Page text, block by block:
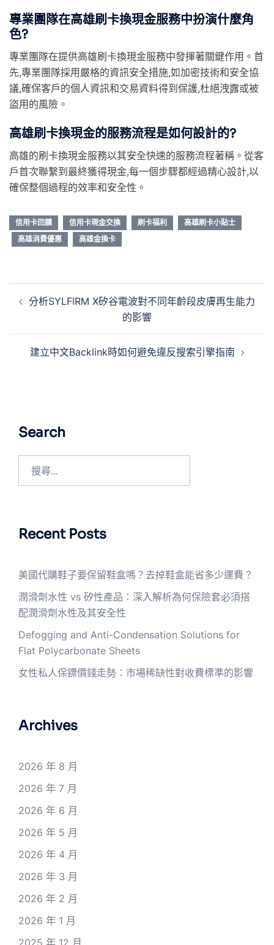
專業團隊在高雄刷卡換現金服務中扮演什麼角
色?
專業團隊在提供高雄刷卡換現金服務中發揮著關鍵作用。首
先,專業團隊採用嚴格的資訊安全措施,如加密技術和安全協
議,確保客戶的個人資訊和交易資料得到保護,杜絕洩露或被
盜用的風險。
高雄刷卡換現金的服務流程是如何設計的?
高雄的刷卡換現金服務以其安全快速的服務流程著稱。從客
戶首次聯繫到最終獲得現金,每一個步驟都經過精心設計,以
確保整個過程的效率和安全性。
信用卡回饋 信用卡現金交換 刷卡福利
高雄刷卡小貼士
高雄消費優惠
高雄金換卡
分析SYLFIRM X矽谷電波對不同年齡段皮膚再生能力
的影響
建立中文Backlink時如何避免違反搜索引擎指南
Search
Recent Posts
美國代購鞋子要保留鞋盒嗎？去掉鞋盒能省多少運費？
潤滑劑水性 vs 矽性產品：深入解析為何保險套必須搭
配潤滑劑水性及其安全性
Defogging and Anti-Condensation Solutions for
Flat Polycarbonate Sheets
女性私人保鏢價錢走勢：市場稀缺性對收費標準的影響
Archives
2026 年 8 月
2026 年 7 月
2026 年 6 月
2026 年 5 月
2026 年 4 月
2026 年 3 月
2026 年 2 月
2026 年 1 月
2025 年 12 月